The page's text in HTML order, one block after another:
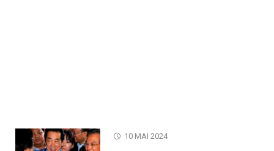
10 MAI 2024